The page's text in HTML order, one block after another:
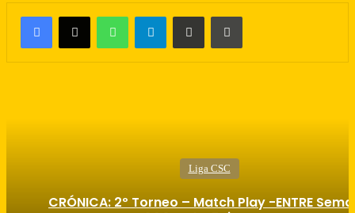
WhatsAppTelegramCompartir por correo electrónicoImprimir
Liga CSC
CRÓNICA: 2º Torneo – Match Play -ENTRE